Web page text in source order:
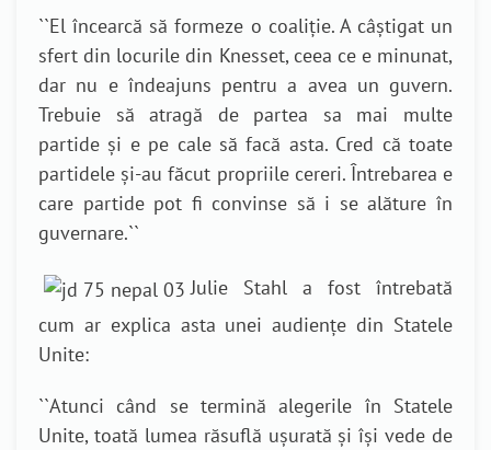
``El încearcă să formeze o coaliție. A câștigat un
sfert din locurile din Knesset, ceea ce e minunat,
dar nu e îndeajuns pentru a avea un guvern.
Trebuie să atragă de partea sa mai multe
partide și e pe cale să facă asta. Cred că toate
partidele și-au făcut propriile cereri. Întrebarea e
care partide pot fi convinse să i se alăture în
guvernare.``
Julie Stahl a fost întrebată
cum ar explica asta unei audiențe din Statele
Unite:
``Atunci când se termină alegerile în Statele
Unite, toată lumea răsuflă ușurată și își vede de